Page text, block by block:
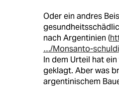
Oder ein andres
nach Argentinien (
…/Monsanto-
In dem Urteil hat
geklagt. Aber was
argentinischem